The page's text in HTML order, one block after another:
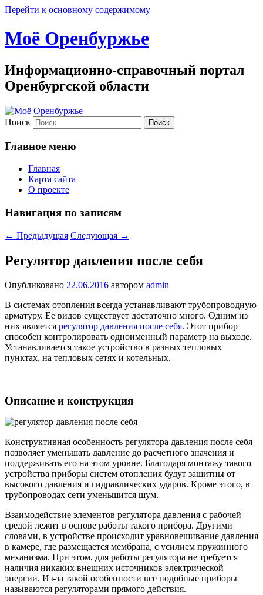
Перейти к основному содержимому
Моё Оренбуржье
Информационно-справочный портал
Оренбургской области
Поиск
Главное меню
Главная
Карта сайта
О проекте
Навигация по записям
← Предыдущая Следующая →
Регулятор давления после себя
Опубликовано 22.06.2016 автором admin
В системах отопления всегда устанавливают трубопроводную
арматуру. Ее видов существует достаточно много. Одним из
них является регулятор давления после себя. Этот прибор
способен контролировать одноименный параметр на выходе.
Устанавливается такое устройство в разных тепловых
пунктах, на тепловых сетях и котельных.
Описание и конструкция
Конструктивная особенность регулятора давления после себя
позволяет уменьшать давление до расчетного значения и
поддерживать его на этом уровне. Благодаря монтажу такого
устройства приборы систем отопления будут защитны от
высокого давления и гидравлических ударов. Кроме этого, в
трубопроводах сети уменьшится шум.
Взаимодействие элементов регулятора давления с рабочей
средой лежит в основе работы такого прибора. Другими
словами, в устройстве происходит уравновешивание давления
в камере, где размещается мембрана, с усилием пружинного
механизма. При этом, для работы регулятора не требуется
наличия никаких внешних источников электрической
энергии. Из-за такой особенности все подобные приборы
называются регуляторами прямого действия.